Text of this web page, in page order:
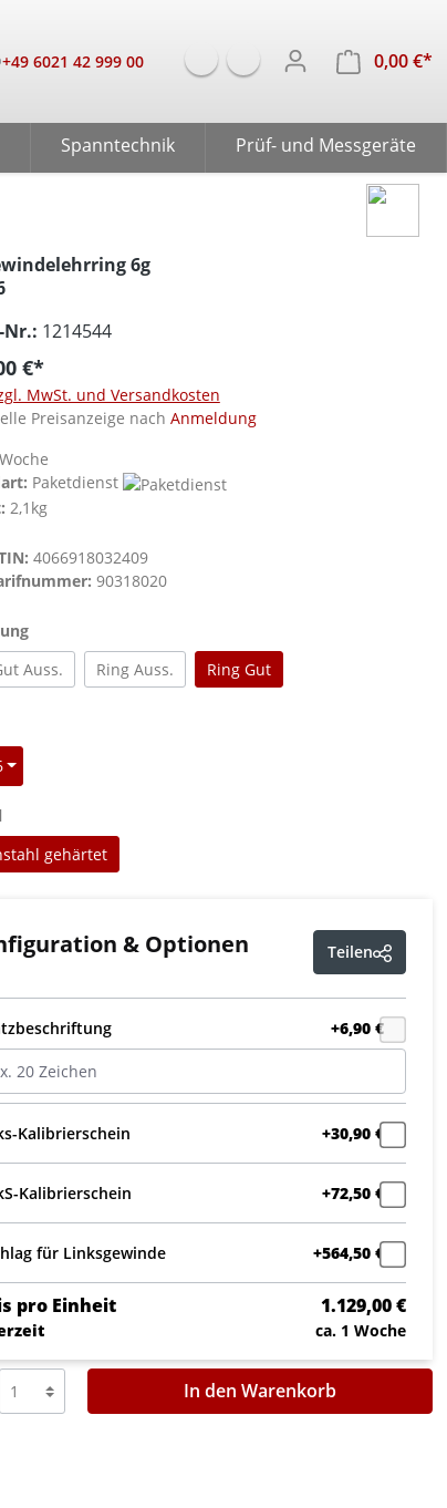
+49 6021 42 999 00
0,00 €*
Spanntechnik Prüf- und Messgeräte
6g
1214544
€*
MwSt. und Versandkosten
Preisanzeige nach Anmeldung
Paketdienst
2,1kg
4066918032409
90318020
auswählen
Auss.
Ring Auss. Ring Gut
auswählen
gehärtet
& Optionen Teilen
+6,90 €
Kalibrierschein +30,90 €
Kalibrierschein +72,50 €
für Linksgewinde +564,50 €
pro Einheit 1.129,00 €
ca. 1 Woche
In den Warenkorb